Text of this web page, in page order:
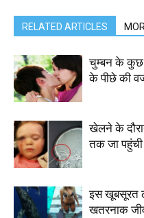
RELATED ARTICLES
चुम्बन के कुछ
के पीछे की
खेलने के
तक जा
इस खूबसूरत
खतरनाक